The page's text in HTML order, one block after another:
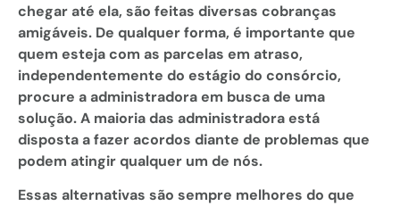
chegar até ela, são feitas diversas cobranças
amigáveis. De qualquer forma, é importante que
quem esteja com as parcelas em atraso,
independentemente do estágio do consórcio,
procure a administradora em busca de uma
solução. A maioria das administradora está
disposta a fazer acordos diante de problemas que
podem atingir qualquer um de nós.
Essas alternativas são sempre melhores do que